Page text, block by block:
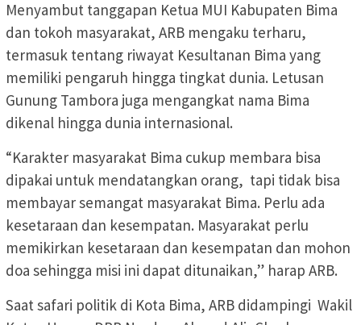
Menyambut tanggapan Ketua MUI Kabupaten Bima
dan tokoh masyarakat, ARB mengaku terharu,
termasuk tentang riwayat Kesultanan Bima yang
memiliki pengaruh hingga tingkat dunia. Letusan
Gunung Tambora juga mengangkat nama Bima
dikenal hingga dunia internasional.
“Karakter masyarakat Bima cukup membara bisa
dipakai untuk mendatangkan orang, tapi tidak bisa
membayar semangat masyarakat Bima. Perlu ada
kesetaraan dan kesempatan. Masyarakat perlu
memikirkan kesetaraan dan kesempatan dan mohon
doa sehingga misi ini dapat ditunaikan,” harap ARB.
Saat safari politik di Kota Bima, ARB didampingi Wakil